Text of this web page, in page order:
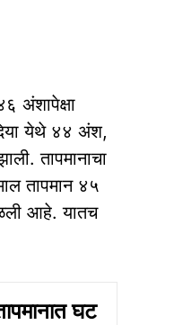
अंशापेक्षा
येथे ४४ अंश,
तापमानाचा
तापमान ४५
आहे. यातच
घट